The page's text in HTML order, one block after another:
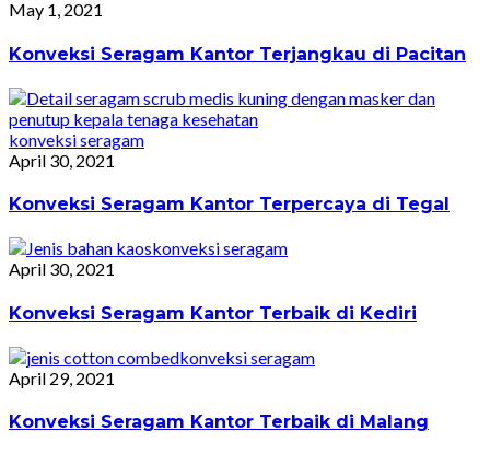
May 1, 2021
Konveksi Seragam Kantor Terjangkau di Pacitan
konveksi seragam
April 30, 2021
Konveksi Seragam Kantor Terpercaya di Tegal
konveksi seragam
April 30, 2021
Konveksi Seragam Kantor Terbaik di Kediri
konveksi seragam
April 29, 2021
Konveksi Seragam Kantor Terbaik di Malang